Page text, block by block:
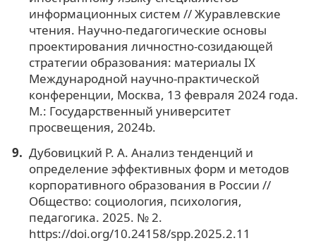
информационных систем // Журавлевские
чтения. Научно-педагогические основы
проектирования личностно-созидающей
стратегии образования: материалы IX
Международной научно-практической
конференции, Москва, 13 февраля 2024 года.
М.: Государственный университет
просвещения, 2024b.
Дубовицкий Р. А. Анализ тенденций и
определение эффективных форм и методов
корпоративного образования в России //
Общество: социология, психология,
педагогика. 2025. № 2.
https://doi.org/10.24158/spp.2025.2.11